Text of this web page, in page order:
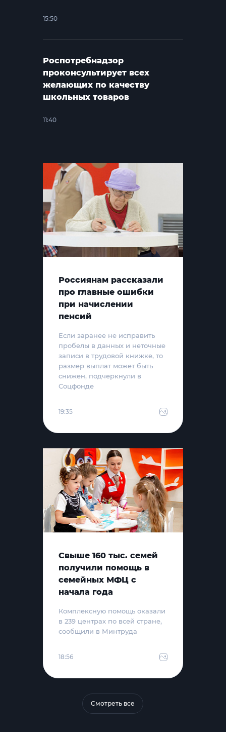
15:50
Роспотребнадзор
проконсультирует всех
желающих по качеству
школьных товаров
11:40
Россиянам рассказали
про главные ошибки
при начислении
пенсий
Если заранее не исправить
пробелы в данных и неточные
записи в трудовой книжке, то
размер выплат может быть
снижен, подчеркнули в
Соцфонде
19:35
Свыше 160 тыс. семей
получили помощь в
семейных МФЦ с
начала года
Комплексную помощь оказали
в 239 центрах по всей стране,
сообщили в Минтруда
18:56
Смотреть все